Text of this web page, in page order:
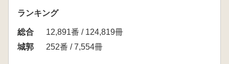
生東城/群馬県の城郭研究は福島武雄から始ま
参考文献・出典一覧
あとがき
ランキング
総合
12,891番 / 124,819冊
城郭
252番 / 7,554冊